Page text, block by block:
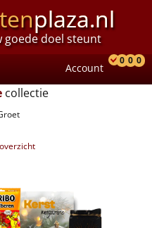
plaza.nl
goede doel steunt
Account
0 0 0
collectie